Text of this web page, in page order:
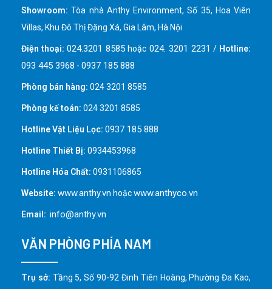
Showroom: Tòa nhà Anthy Environment, Số 35, Hoa Viên
Villas, Khu Đô Thị Đặng Xá, Gia Lâm, Hà Nội
Điện thoại: 024.3201 8585 hoặc 024. 3201 2231 / Hotline:
093 445 3968 - 0937 185 888
Phòng bán hàng: 024 3201 8585
Phòng kế toán: 024 3201 8585
Hotline Vật Liệu Lọc: 0937 185 888
Hotline Thiết Bị: 0934453968
Hotline Hóa Chất: 0931106865
Website: www.anthy.vn hoặcwww.anthyco.vn
Email: info@anthy.vn
VĂN PHÒNG PHÍA NAM
Trụ sở: Tầng 5, Số 90-92 Đinh Tiên Hoàng, Phường Đa Kao,